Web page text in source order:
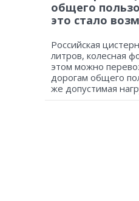
общего
это стало
Российская
литров, колесная
этом можно
дорогам общего
же допустимая